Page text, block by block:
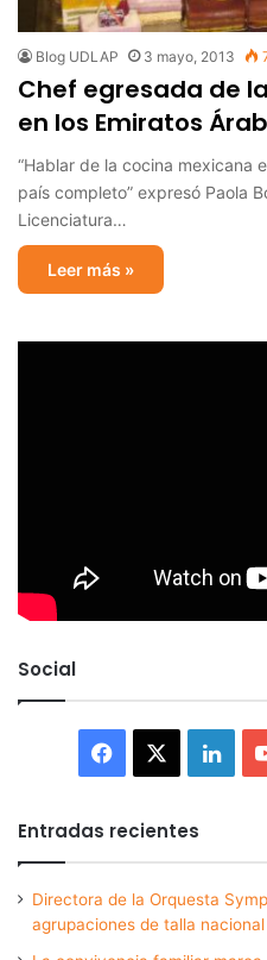
Blog UDLAP 3 mayo, 2013
Chef egresada de
en los Emiratos
“Hablar de la cocina mexicana
país completo” expresó Paola
Licenciatura…
Leer más »
Social
Facebook
Entradas recientes
Directora de la Orquesta
agrupaciones de talla